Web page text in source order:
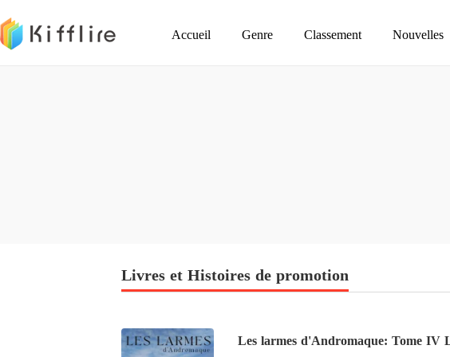
Accueil Genre Classement Nouvelles
Livres et Histoires de promotion
Les larmes d'Andromaque: Tome IV